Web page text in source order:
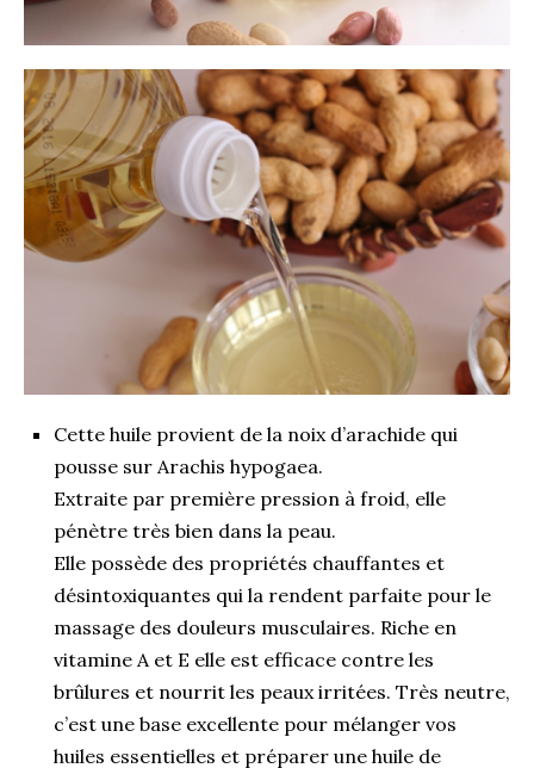
Cette huile provient de la noix d’arachide qui
pousse sur Arachis hypogaea.
Extraite par première pression à froid, elle
pénètre très bien dans la peau.
Elle possède des propriétés chauffantes et
désintoxiquantes qui la rendent parfaite pour le
massage des douleurs musculaires. Riche en
vitamine A et E elle est efficace contre les
brûlures et nourrit les peaux irritées. Très neutre,
c’est une base excellente pour mélanger vos
huiles essentielles et préparer une huile de